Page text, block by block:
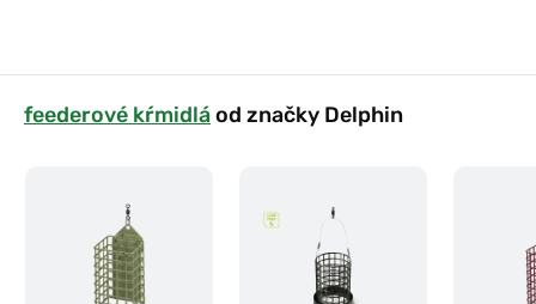
feederové kŕmidláod značky Delphin